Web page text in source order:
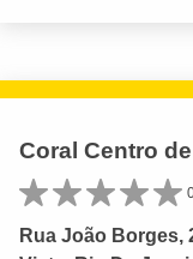
Coral Centro
Rua João Borges,